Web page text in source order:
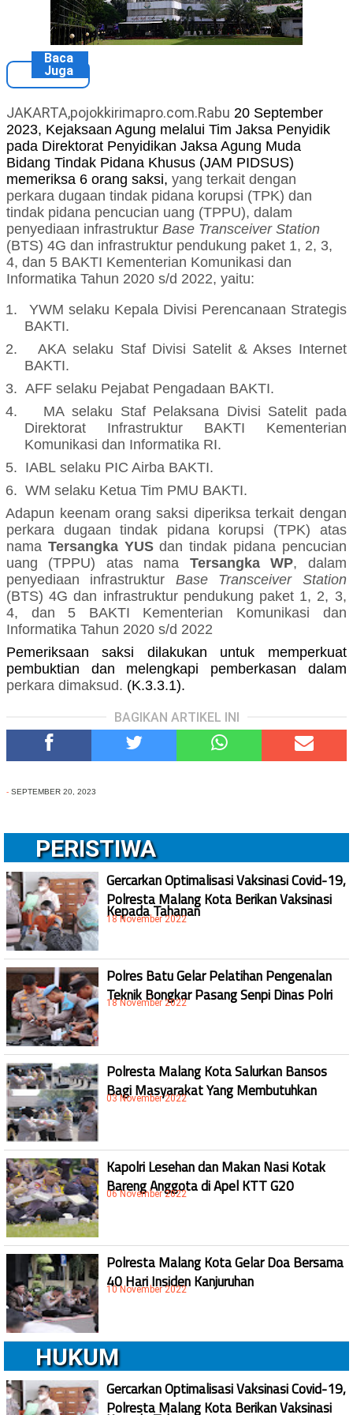
Baca
Juga
JAKARTA,pojokkirimapro.com.Rabu 20 September
2023, Kejaksaan Agung melalui Tim Jaksa Penyidik
pada Direktorat Penyidikan Jaksa Agung Muda
Bidang Tindak Pidana Khusus (JAM PIDSUS)
memeriksa 6 orang saksi, yang terkait dengan
perkara dugaan tindak pidana korupsi (TPK) dan
tindak pidana pencucian uang (TPPU), dalam
penyediaan infrastruktur Base Transceiver Station
(BTS) 4G dan infrastruktur pendukung paket 1, 2, 3,
4, dan 5 BAKTI Kementerian Komunikasi dan
Informatika Tahun 2020 s/d 2022, yaitu:
1.
YWM selaku Kepala Divisi Perencanaan Strategis
BAKTI.
2.
AKA selaku Staf Divisi Satelit & Akses Internet
BAKTI.
3. AFF selaku Pejabat Pengadaan BAKTI.
4.
MAselaku Staf Pelaksana Divisi Satelit pada
Direktorat Infrastruktur BAKTI Kementerian
Komunikasi dan Informatika RI.
5. IABL selaku PIC Airba BAKTI.
6. WM selaku Ketua Tim PMU BAKTI.
Adapun keenam orang saksi diperiksaterkait dengan
perkara dugaan tindak pidana korupsi (TPK) atas
nama Tersangka YUSdan tindak pidana pencucian
uang (TPPU) atas nama Tersangka WP, dalam
penyediaan infrastruktur Base Transceiver Station
(BTS) 4G dan infrastruktur pendukung paket 1, 2, 3,
4, dan 5 BAKTI Kementerian Komunikasi dan
Informatika Tahun 2020 s/d 2022
Pemeriksaan saksi dilakukan untuk memperkuat
pembuktian dan melengkapi pemberkasan dalam
perkara dimaksud. (K.3.3.1).
BAGIKAN ARTIKEL INI
- SEPTEMBER 20, 2023
PERISTIWA
Gercarkan Optimalisasi Vaksinasi Covid-19,
Polresta Malang Kota Berikan Vaksinasi
Kepada Tahanan
18 November 2022
Polres Batu Gelar Pelatihan Pengenalan
Teknik Bongkar Pasang Senpi Dinas Polri
18 November 2022
Polresta Malang Kota Salurkan Bansos
Bagi Masyarakat Yang Membutuhkan
03 November 2022
Kapolri Lesehan dan Makan Nasi Kotak
Bareng Anggota di Apel KTT G20
06 November 2022
Polresta Malang Kota Gelar Doa Bersama
40 Hari Insiden Kanjuruhan
10 November 2022
HUKUM
Gercarkan Optimalisasi Vaksinasi Covid-19,
Polresta Malang Kota Berikan Vaksinasi